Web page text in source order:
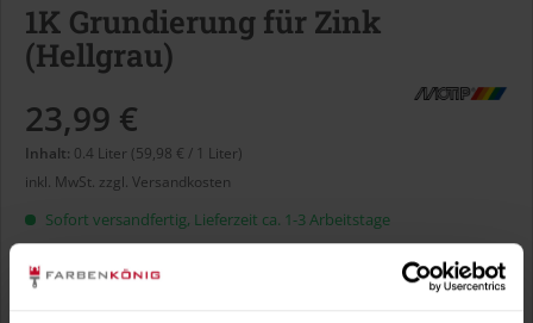
1K Grundierung für Zink
(Hellgrau)
23,99 €
Inhalt: 0.4 Liter (59,98 € / 1 Liter)
inkl. MwSt. zzgl. Versandkosten
Sofort versandfertig, Lieferzeit ca. 1-3 Arbeitstage
Liter: